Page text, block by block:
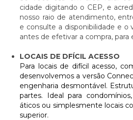
cidade digitando o CEP, e
nosso raio de atendimento,
e consulte a disponibilidade e o
antes de efetivar a compra,
LOCAIS DE DFÍCIL ACESSO
Para locais de difícil acesso,
desenvolvemos a versão
engenharia desmontável.
partes. Ideal para
áticos ou simplesmente locais
superior.